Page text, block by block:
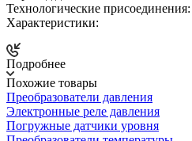
Технологические присоединения:
Характеристики:
Подробнее
Похожие товары
Преобразователи давления
Электронные реле давления
Погружные датчики уровня